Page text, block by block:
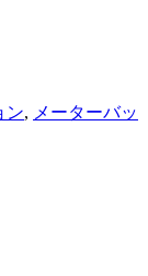
ン, メーターバッ